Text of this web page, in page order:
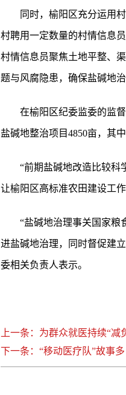
同时，榆阳区充分运用
村聘用一定数量的村情信息
村情信息员聚焦土地平整、
题与风腐隐患，确保盐碱地
在榆阳区纪委监委的监
盐碱地整治项目4850亩，其
“前期盐碱地改造比较科
让榆阳区高标准农田建设工
“盐碱地治理事关国家粮
进盐碱地治理，同时督促建
委相关负责人表示。
上一条：为群众就医持续“减
下一条：“移动医疗队”故事多